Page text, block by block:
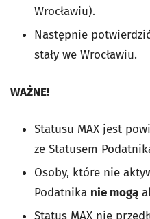
Wrocławiu).
Następnie
stały we Wrocławiu.
WAŻNE!
Statusu MAX jest
ze Statusem
Osoby, które nie
Podatnika nie mogą
Status MAX nie